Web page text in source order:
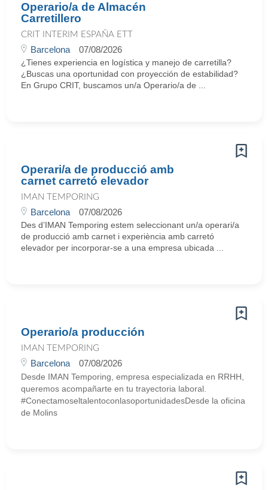
Operario/a de Almacén
Carretillero
CRIT INTERIM ESPAÑA ETT
Barcelona 07/08/2026
¿Tienes experiencia en logística y manejo de carretilla?
¿Buscas una oportunidad con proyección de estabilidad?
En Grupo CRIT, buscamos un/a Operario/a de ...
Operari/a de producció amb
carnet carretó elevador
IMAN TEMPORING
Barcelona 07/08/2026
Des d’IMAN Temporing estem seleccionant un/a operari/a
de producció amb carnet i experiència amb carretó
elevador per incorporar-se a una empresa ubicada ...
Operario/a producción
IMAN TEMPORING
Barcelona 07/08/2026
Desde IMAN Temporing, empresa especializada en RRHH,
queremos acompañarte en tu trayectoria laboral.
#ConectamoseltalentoconlasoportunidadesDesde la oficina
de Molins